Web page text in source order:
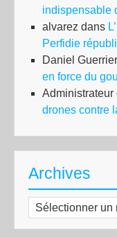
indispensable
alvarez dans
Perfidie
Daniel Guerrier
en force du
Administrateur
drones contre
Archives
Archives